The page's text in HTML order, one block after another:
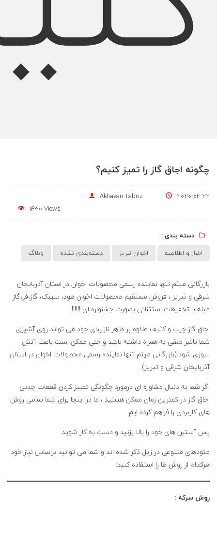
چگونه اجاق گاز را تمیز کنیم؟
2020-04-22
Akhavan Tabriz
1430 Views
دسته بندی :
اخبار و اطلاعیه
اخوان تبریز دسته‌بندی نشده وبلاگ
بازرگانی میثم تنها نماینده رسمی محصولات اخوان در استان آذربایجان
شرقی و تبریز ، فروش مستقیم محصولات اخوان هود، سینک، گاز،فر،گاز
مبله با تخفیفات استثنائی بصورت جشنواره ای !!!!!!!
اجاق گاز چرب و کثیف علاوه بر ظاهر نازیبای خود می تواند روی آشپزی
شما تاثیر منفی به همراه داشته باشد و حتی ممکن است باعث آتش
سوزی شود.(بازرگانی میثم تنها نماینده رسمی محصولات اخوان در استان
آذربایجان شرقی و تبریز)
اگر شما به دنبال مشاوره ای درمورد چگونگی تمییز کردن قطعات چدنی
اجاق گاز در کمترین زمان ممکن هستید ، ما در اینجا برای شما تمامی روش
های کاربردی را فراهم کرده ایم.
پس آستین های خود را بالا بزنید و دست به کار شوید.
متودهای متنوعی در زیل ذکر شده اند و شما می توانید براساس نیاز خود
هرکدام از روش ها را استفاده کنید:
روش سرکه :